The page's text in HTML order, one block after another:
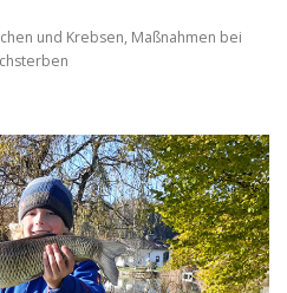
und Krebsen, Maßnahmen bei